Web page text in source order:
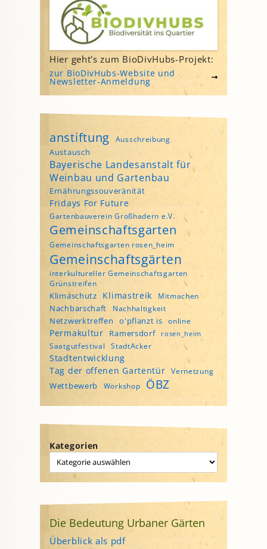
Hier geht's zum BioDivHubs-Projekt:
zur BioDivHubs-Website und
Newsletter-Anmeldung
anstiftung Ausschreibung
Austausch
Bayerische Landesanstalt für
Weinbau und Gartenbau
Ernährungssouveränität
Fridays For Future
Gartenbauverein Großhadern e.V.
Gemeinschaftsgarten
Gemeinschaftsgarten rosen_heim
Gemeinschaftsgärten
interkultureller Gemeinschaftsgarten
Grünstreifen
Klimaschutz Klimastreik Mitmachen
Nachbarschaft Nachhaltigkeit
Netzwerktreffen o'pflanzt is online
Permakultur Ramersdorf rosen_heim
Saatgutfestival StadtAcker
Stadtentwicklung
Tag der offenen Gartentür
Vernetzung
Wettbewerb Workshop ÖBZ
Kategorien
Die Bedeutung Urbaner Gärten
Überblick als pdf